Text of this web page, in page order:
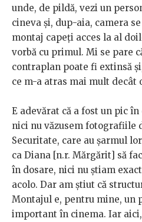
unde, de pildă, vezi un
cineva și, dup-aia, camera
montaj capeți acces la al
vorbă cu primul. Mi se pare
contraplan poate fi extinsă
ce m-a atras mai mult decât
E adevărat că a fost un pic
nici nu văzusem fotografiile
Securitate, care au șarmul
ca Diana [n.r. Mărgărit] să
în dosare, nici nu știam
acolo. Dar am știut că
Montajul e, pentru mine, un
important în cinema. Iar